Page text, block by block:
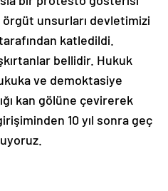
örgüt unsurları devletimizi
katledildi.
bellidir. Hukuk
ve demoktasiye
kan gölüne çevirerek
10 yıl sonra geç